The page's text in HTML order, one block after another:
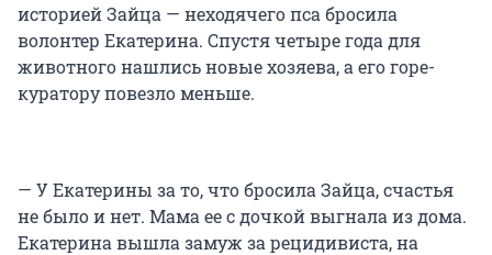
историей Зайца — неходячего пса бросила
волонтер Екатерина. Спустя четыре года для
животного нашлись новые хозяева, а его горе-
куратору повезло меньше.
— У Екатерины за то, что бросила Зайца, счастья
не было и нет. Мама ее с дочкой выгнала из дома.
Екатерина вышла замуж за рецидивиста, на